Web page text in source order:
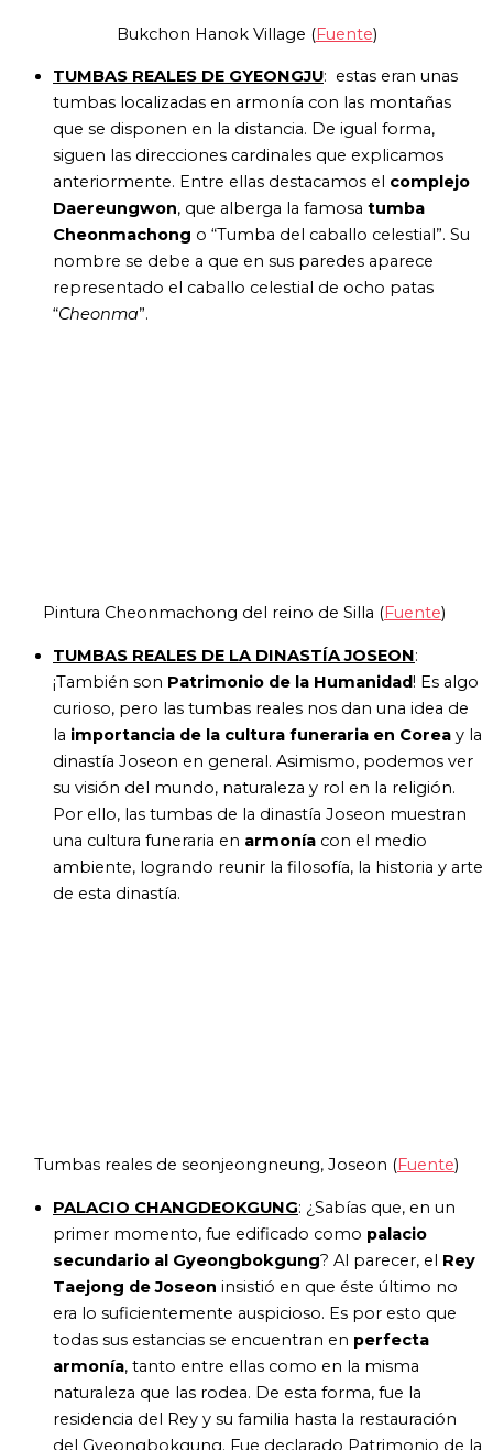
Bukchon Hanok Village (Fuente)
TUMBAS REALES DE GYEONGJU: estas eran unas
tumbas localizadas en armonía con las montañas
que se disponen en la distancia. De igual forma,
siguen las direcciones cardinales que explicamos
anteriormente. Entre ellas destacamos el complejo
Daereungwon, que alberga la famosa tumba
Cheonmachong o “Tumba del caballo celestial”. Su
nombre se debe a que en sus paredes aparece
representado el caballo celestial de ocho patas
“Cheonma”.
Pintura Cheonmachong del reino de Silla (Fuente)
TUMBAS REALES DE LA DINASTÍA JOSEON:
¡También son Patrimonio de la Humanidad! Es algo
curioso, pero las tumbas reales nos dan una idea de
la importancia de la cultura funeraria en Corea y la
dinastía Joseon en general. Asimismo, podemos ver
su visión del mundo, naturaleza y rol en la religión.
Por ello, las tumbas de la dinastía Joseon muestran
una cultura funeraria en armonía con el medio
ambiente, logrando reunir la filosofía, la historia y arte
de esta dinastía.
Tumbas reales de seonjeongneung, Joseon (Fuente)
PALACIO CHANGDEOKGUNG: ¿Sabías que, en un
primer momento, fue edificado como palacio
secundario al Gyeongbokgung? Al parecer, el Rey
Taejong de Joseon insistió en que éste último no
era lo suficientemente auspicioso. Es por esto que
todas sus estancias se encuentran en perfecta
armonía, tanto entre ellas como en la misma
naturaleza que las rodea. De esta forma, fue la
residencia del Rey y su familia hasta la restauración
del Gyeongbokgung. Fue declarado Patrimonio de la